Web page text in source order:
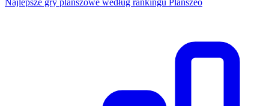
Najlepsze gry planszowe według rankingu Planszeo